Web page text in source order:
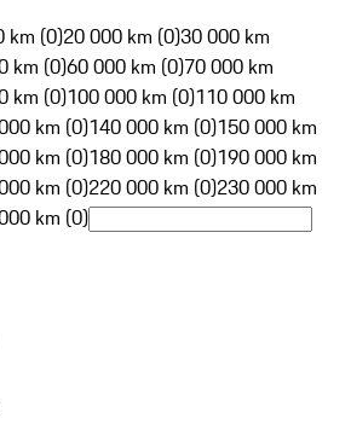
km (0)20 000 km (0)30 000 km
km (0)60 000 km (0)70 000 km
km (0)100 000 km (0)110 000 km
km (0)140 000 km (0)150 000 km
km (0)180 000 km (0)190 000 km
km (0)220 000 km (0)230 000 km
km (0)